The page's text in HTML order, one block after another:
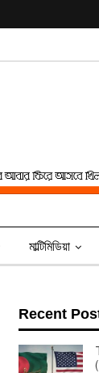
মাল্টিমিডিয়া
Recent